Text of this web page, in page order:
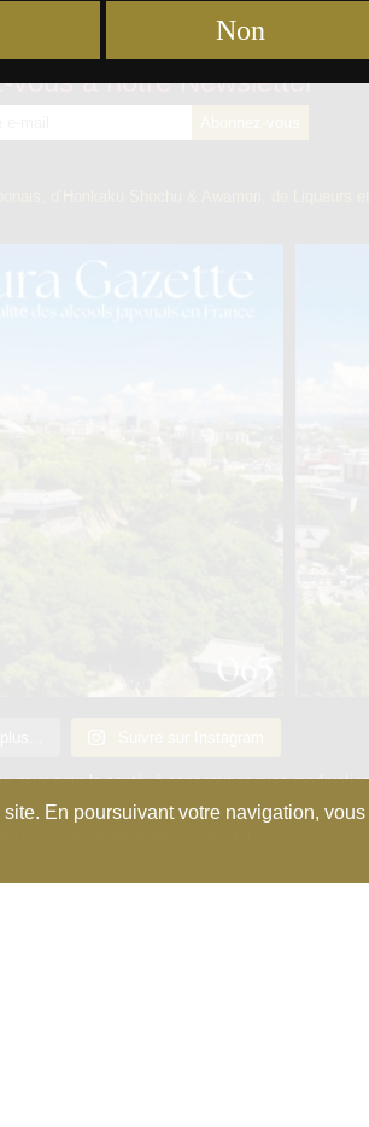
En poursuivant votre navigation,
vous à notre Newsletter
pour la santé, à consommer avec moderation
Non